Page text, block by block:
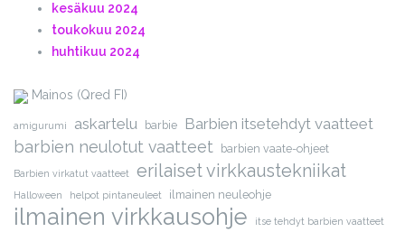
kesäkuu 2024
toukokuu 2024
huhtikuu 2024
Mainos (Qred FI)
amigurumi askartelu barbie Barbien itsetehdyt vaatteet
barbien neulotut vaatteet barbien vaate-ohjeet
Barbien virkatut vaatteet erilaiset virkkaustekniikat
Halloween helpot pintaneuleet ilmainen neuleohje
ilmainen virkkausohje itse tehdyt barbien vaatteet